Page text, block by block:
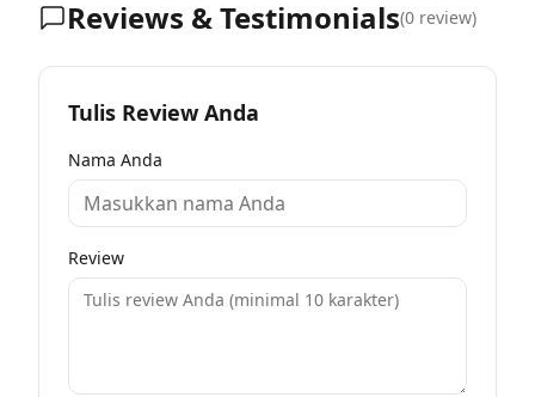
Reviews & Testimonials(0 review)
Tulis Review Anda
Nama Anda
Review